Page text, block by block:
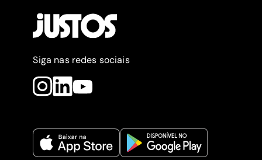
Siga nas redes sociais